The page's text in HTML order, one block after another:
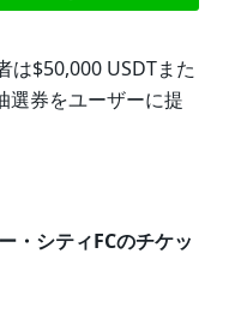
は$50,000 USDTまた
選券をユーザーに提
・シティFCのチケッ